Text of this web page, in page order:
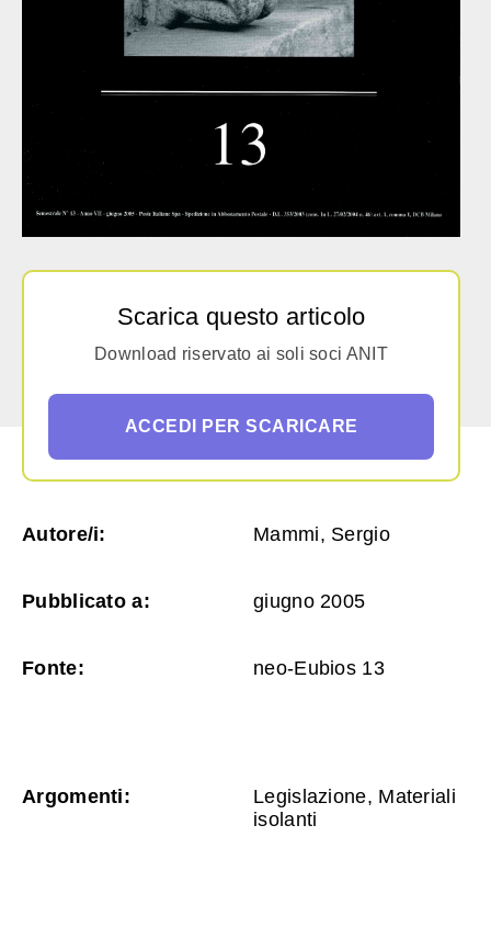
Scarica questo articolo
Download riservato ai soli soci ANIT
ACCEDI PER SCARICARE
Autore/i: Mammi, Sergio
Pubblicato a: giugno 2005
Fonte: neo-Eubios 13
Argomenti:
Legislazione, Materiali
isolanti